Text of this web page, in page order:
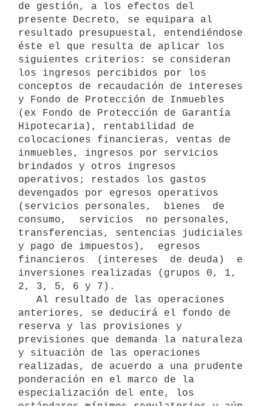
de gestión, a los efectos del
presente Decreto, se equipara al
resultado presupuestal, entendiéndose
éste el que resulta de aplicar los
siguientes criterios: se consideran
los ingresos percibidos por los
conceptos de recaudación de intereses
y Fondo de Protección de Inmuebles
(ex Fondo de Protección de Garantía
Hipotecaria), rentabilidad de
colocaciones financieras, ventas de
inmuebles, ingresos por servicios
brindados y otros ingresos
operativos; restados los gastos
devengados por egresos operativos
(servicios personales,  bienes  de
consumo,  servicios  no personales,
transferencias, sentencias judiciales
y pago de impuestos),  egresos
financieros  (intereses  de deuda)  e
inversiones realizadas (grupos 0, 1,
2, 3, 5, 6 y 7).
anteriores, se deducirá el fondo de
reserva y las provisiones y
previsiones que demanda la naturaleza
y situación de las operaciones
realizadas, de acuerdo a una prudente
ponderación en el marco de la
especialización del ente, los